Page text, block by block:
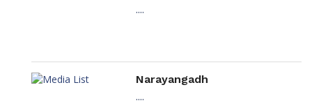
....
Narayangadh
....